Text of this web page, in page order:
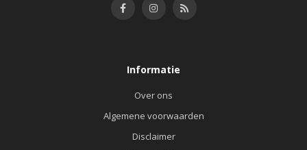
Informatie
Over ons
Algemene voorwaarden
Disclaimer